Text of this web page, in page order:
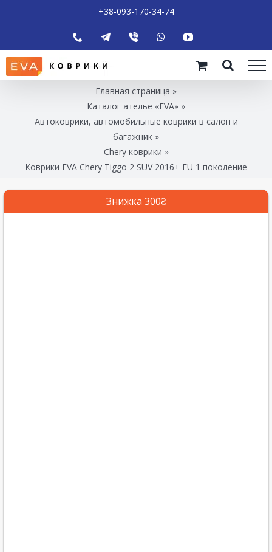
+38-093-170-34-74
Главная страница »
Каталог ателье «EVA» »
Автоковрики, автомобильные коврики в салон и
багажник »
Chery коврики »
Коврики EVA Chery Tiggo 2 SUV 2016+ EU 1 поколение
Знижка 300₴